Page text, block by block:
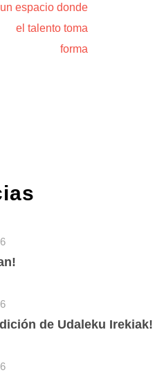
un espacio donde
el talento toma
forma
de Udaleku Irekiak!